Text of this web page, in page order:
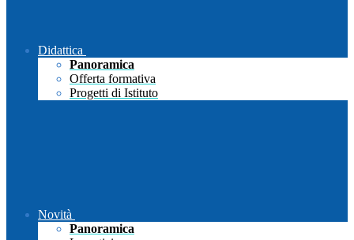
Didattica
Panoramica
Offerta formativa
Progetti di Istituto
Novità
Panoramica